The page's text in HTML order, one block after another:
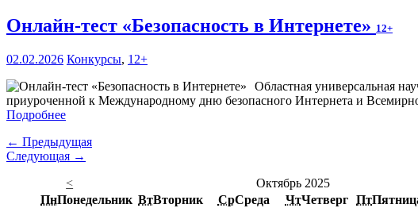
Онлайн-тест «Безопасность в Интернете» 12+
02.02.2026 Конкурсы, 12+
Областная универсальная
приуроченной к Международному дню безопасного Интернета и
Подробнее
← Предыдущая
Следующая →
<
Октябрь 2025
ПнПонедельник ВтВторник СрСреда ЧтЧетверг Пт